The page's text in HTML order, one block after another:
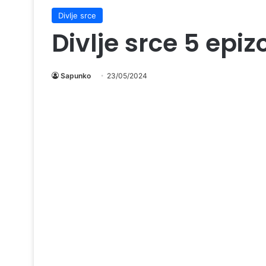
Divlje srce
Divlje srce 5
Sapunko 23/05/2024